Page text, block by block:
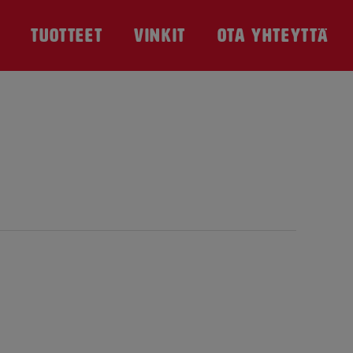
TUOTTEET VINKIT OTA YHTEYTTÄ